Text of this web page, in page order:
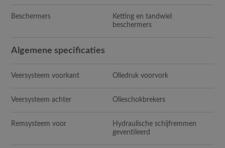
Beschermers
Ketting en tandwiel
beschermers
Algemene specificaties
Veersysteem voorkant Oliedruk voorvork
Veersysteem achter Olieschokbrekers
Remsysteem voor
Hydraulische schijfremmen
geventileerd